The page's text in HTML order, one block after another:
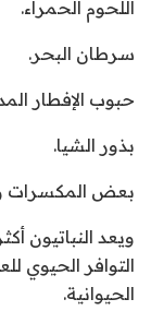
اللحوم الحمراء.
سرطان البحر.
حبوب الإفطار
بذور الشيا.
بعض المكسرات
ويعد النباتيون
التوافر الحيوي
الحيوانية.